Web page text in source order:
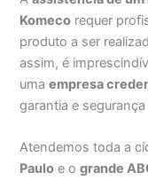
Komeco requer
produto a ser
assim, é
umaempresa
garantia e
Atendemos toda a
Paulo e ogrande